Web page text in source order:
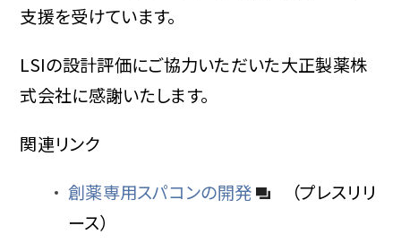
支援を受けています。
LSIの設計評価にご協力いただいた大正製薬株
式会社に感謝いたします。
関連リンク
創薬専用スパコンの開発
（プレスリリ
ース）